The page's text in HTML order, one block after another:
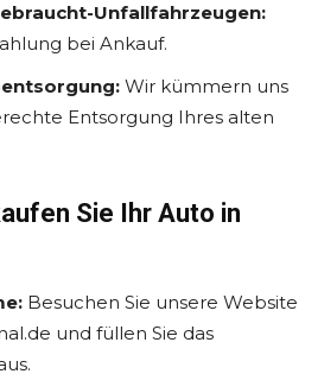
Unfallfahrzeugen:
bei Ankauf.
Wir kümmern uns
Entsorgung Ihres alten
Sie Ihr Auto in
Besuchen Sie unsere Website
und füllen Sie das